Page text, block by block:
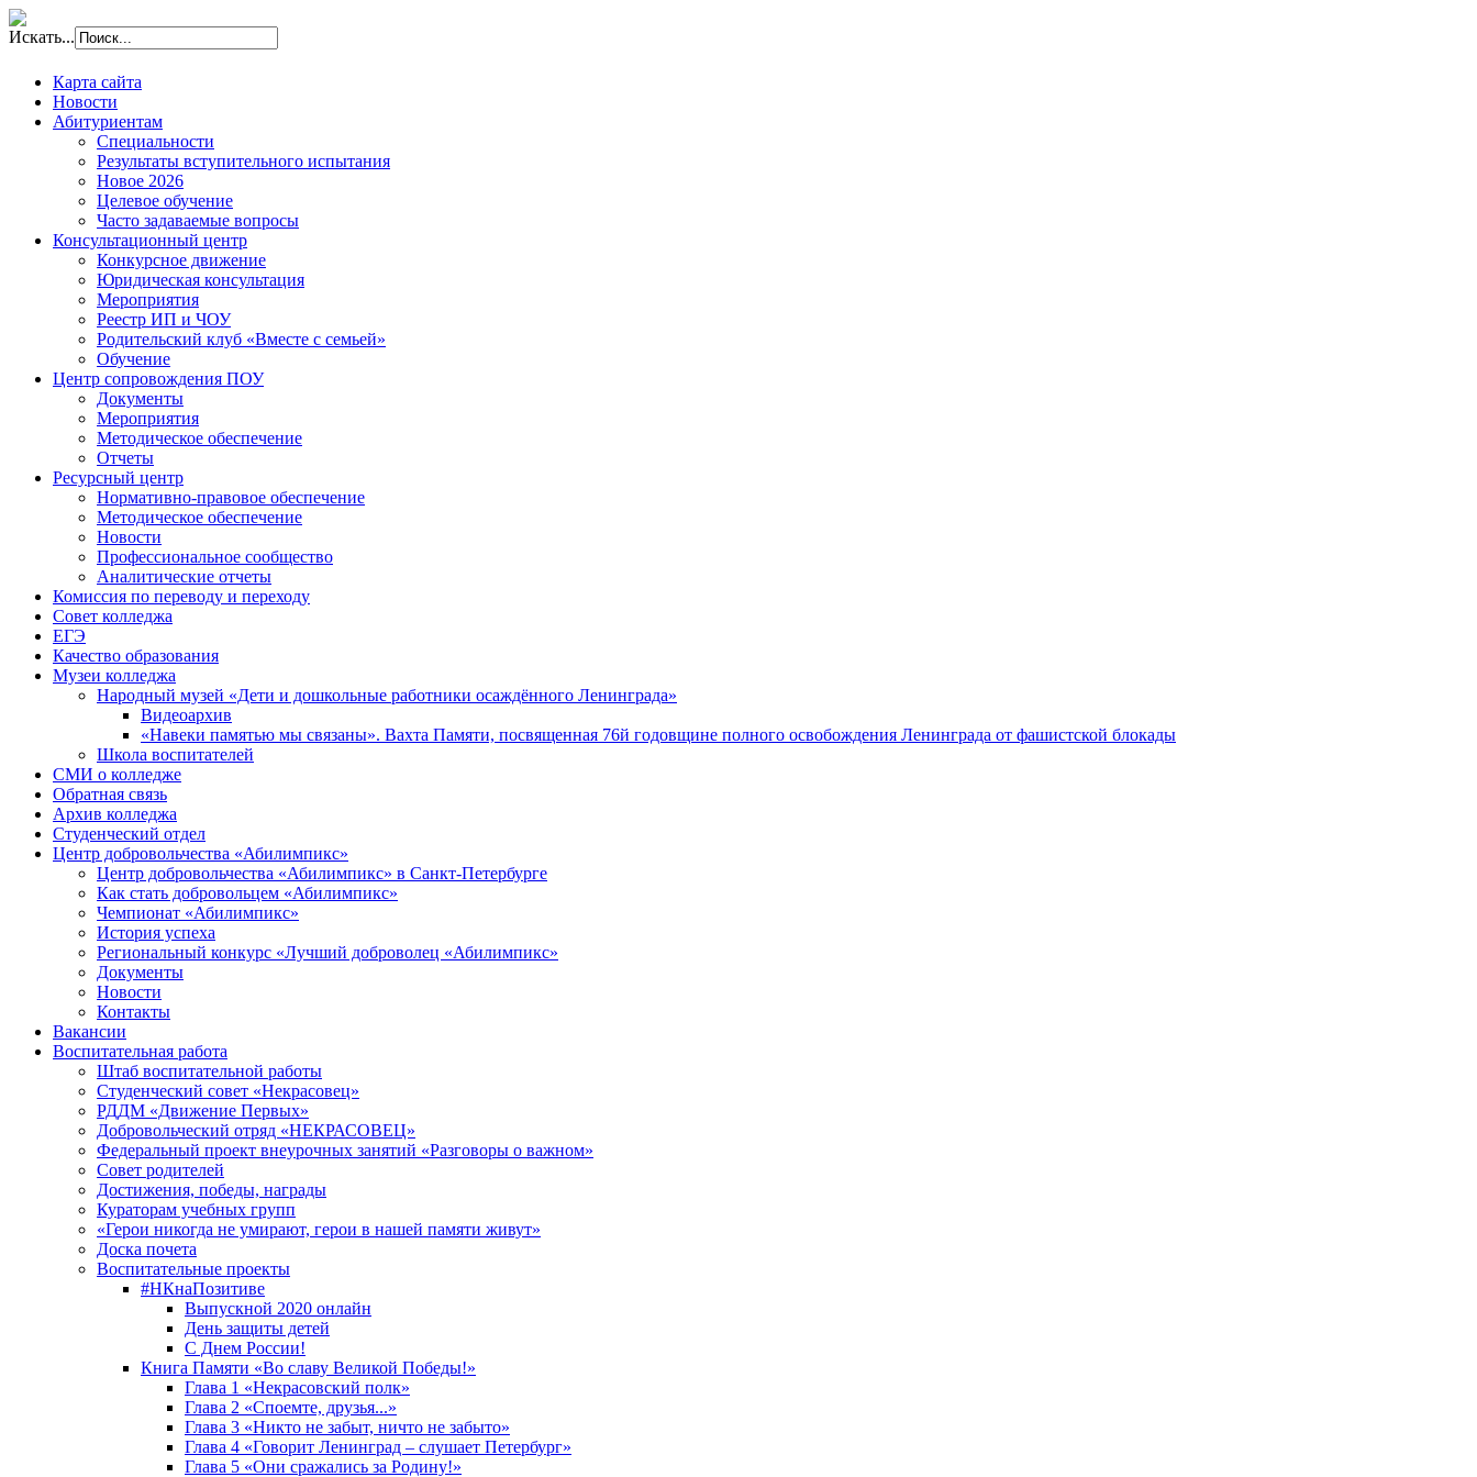
Искать...
Карта сайта
Новости
Абитуриентам
Специальности
Результаты вступительного испытания
Новое 2026
Целевое обучение
Часто задаваемые вопросы
Консультационный центр
Конкурсное движение
Юридическая консультация
Мероприятия
Реестр ИП и ЧОУ
Родительский клуб «Вместе с семьей»
Обучение
Центр сопровождения ПОУ
Документы
Мероприятия
Методическое обеспечение
Отчеты
Ресурсный центр
Нормативно-правовое обеспечение
Методическое обеспечение
Новости
Профессиональное сообщество
Аналитические отчеты
Комиссия по переводу и переходу
Совет колледжа
ЕГЭ
Качество образования
Музеи колледжа
Народный музей «Дети и дошкольные работники осаждённого Ленинграда»
Видеоархив
«Навеки памятью мы связаны». Вахта Памяти, посвященная 76й годовщине полного освобождения Ленинграда от фашистской блокады
Школа воспитателей
СМИ о колледже
Обратная связь
Архив колледжа
Студенческий отдел
Центр добровольчества «Абилимпикс»
Центр добровольчества «Абилимпикс» в Санкт-Петербурге
Как стать добровольцем «Абилимпикс»
Чемпионат «Абилимпикс»
История успеха
Региональный конкурс «Лучший доброволец «Абилимпикс»
Документы
Новости
Контакты
Вакансии
Воспитательная работа
Штаб воспитательной работы
Студенческий совет «Некрасовец»
РДДМ «Движение Первых»
Добровольческий отряд «НЕКРАСОВЕЦ»
Федеральный проект внеурочных занятий «Разговоры о важном»
Совет родителей
Достижения, победы, награды
Кураторам учебных групп
«Герои никогда не умирают, герои в нашей памяти живут»
Доска почета
Воспитательные проекты
#НКнаПозитиве
Выпускной 2020 онлайн
День защиты детей
С Днем России!
Книга Памяти «Во славу Великой Победы!»
Глава 1 «Некрасовский полк»
Глава 2 «Споемте, друзья...»
Глава 3 «Никто не забыт, ничто не забыто»
Глава 4 «Говорит Ленинград – слушает Петербург»
Глава 5 «Они сражались за Родину!»